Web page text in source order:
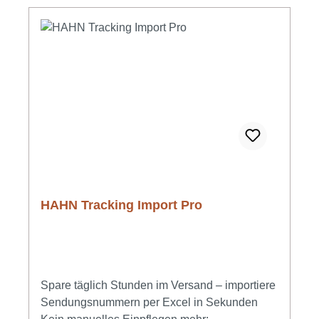
HAHN Tracking Import Pro
Spare täglich Stunden im Versand – importiere
Sendungsnummern per Excel in Sekunden